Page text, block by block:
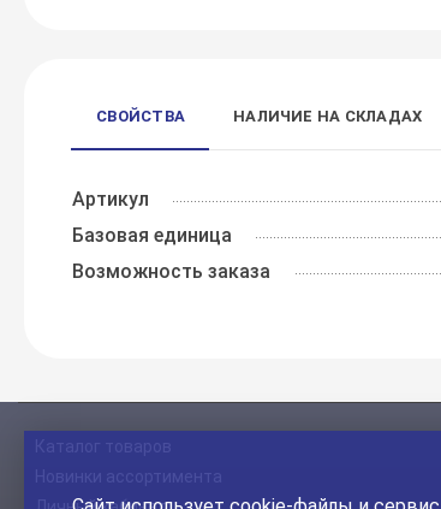
СВОЙСТВА НАЛИЧИЕ НА СКЛАДАХ
Артикул
Базовая единица
Возможность заказа
Каталог товаров
Новинки ассортимента